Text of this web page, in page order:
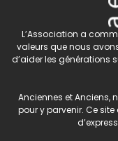
L’Association a
valeurs que nous
d’aider les générations
Anciennes et Anciens,
pour y parvenir. Ce